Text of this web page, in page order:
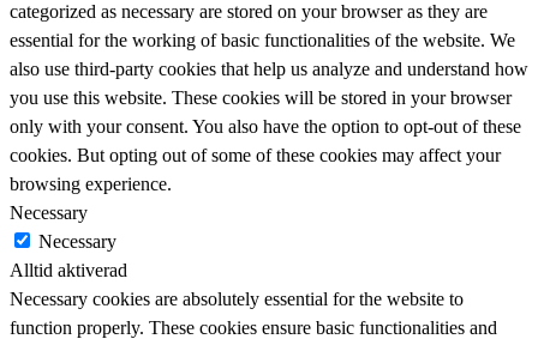
categorized as necessary are stored on your browser as they are
essential for the working of basic functionalities of the website. We
also use third-party cookies that help us analyze and understand how
you use this website. These cookies will be stored in your browser
only with your consent. You also have the option to opt-out of these
cookies. But opting out of some of these cookies may affect your
browsing experience.
Necessary
Necessary
Alltid aktiverad
Necessary cookies are absolutely essential for the website to
function properly. These cookies ensure basic functionalities and